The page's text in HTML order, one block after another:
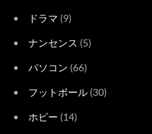
ドラマ (9)
ナンセンス (5)
パソコン (66)
フットボール (30)
ホビー (14)